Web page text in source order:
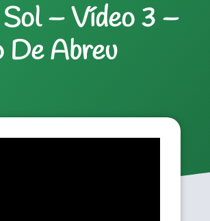
– Vídeo 3 –
De Abreu